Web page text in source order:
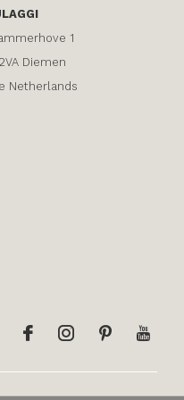
1
Diemen
Netherlands